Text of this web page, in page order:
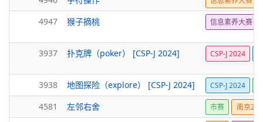
4947 猴子摘桃 信息素养大赛
3937 扑克牌（poker） [CSP-J 2024] CSP-J 2024
3938 地图探险（explore） [CSP-J 2024] CSP-J 2024
4581 左邻右舍 市赛 南京